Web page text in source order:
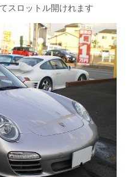
スロットル開けれます